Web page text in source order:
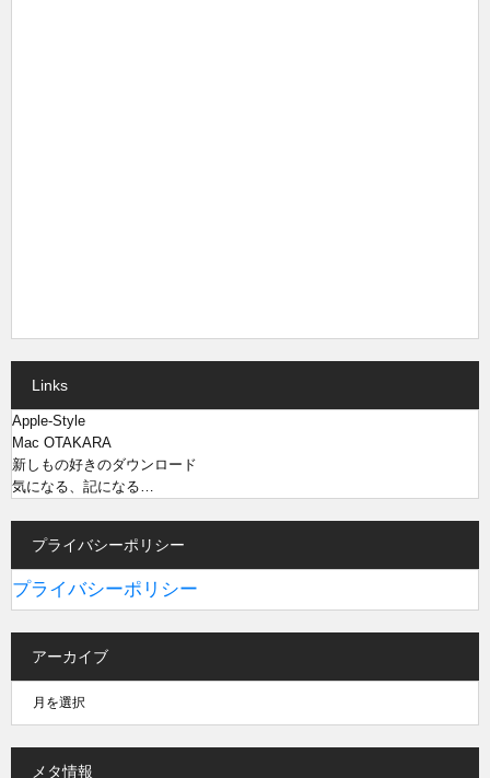
Links
Apple-Style
Mac OTAKARA
新しもの好きのダウンロード
気になる、記になる…
プライバシーポリシー
プライバシーポリシー
アーカイブ
メタ情報